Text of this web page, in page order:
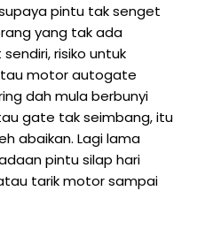
pintu tak senget
yang tak ada
risiko untuk
motor autogate
dah mula berbunyi
gate tak seimbang, itu
abaikan. Lagi lama
pintu silap hari
tarik motor sampai